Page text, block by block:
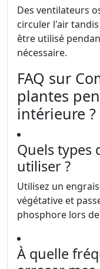
Des ventilateurs
circuler l'air
être utilisé
nécessaire.
FAQ sur
plantes
intérieure ?
Quels types
utiliser ?
Utilisez un
végétative et
phosphore lors
À quelle